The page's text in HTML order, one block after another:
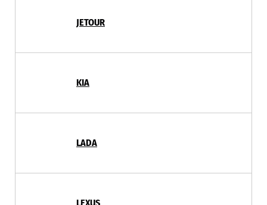
JETOUR
KIA
LADA
LEXUS